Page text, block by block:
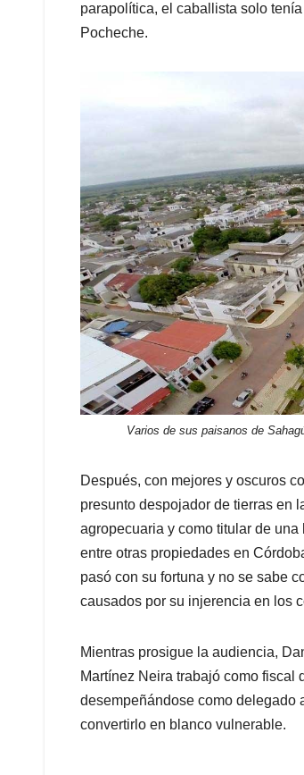
parapolítica, el caballista solo
Pocheche.
Varios de sus paisanos de
Después, con mejores y oscuros
presunto despojador de tierras en
agropecuaria y como titular de
entre otras propiedades en
pasó con su fortuna y no se sabe
causados por su injerencia en los
Mientras prosigue la audiencia,
Martínez Neira trabajó como fiscal
desempeñándose como delegado
convertirlo en blanco vulnerable.